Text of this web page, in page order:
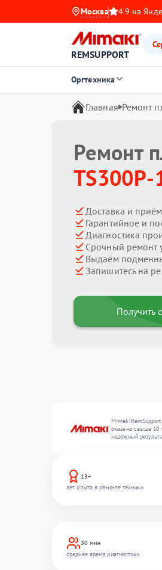
Москва 4.9 на
REMSUPPORT
Оргтехника
Главная Ремонт
Ремонт
Доставка и
Гарантийное и
Диагностика
Срочный ремонт
Выдаём
Запишитесь на
Получить
оказана свыше 10
надежный
13+
лет опыта в ремонте техники
30 мин
среднее время диагностики